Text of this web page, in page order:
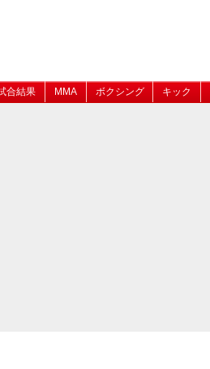
合結果 MMA ボクシング キック